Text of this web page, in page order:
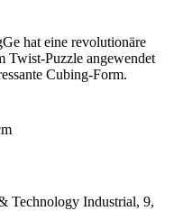
hat eine revolutionäre
Twist-Puzzle angewendet
Cubing-Form.
Technology Industrial, 9,